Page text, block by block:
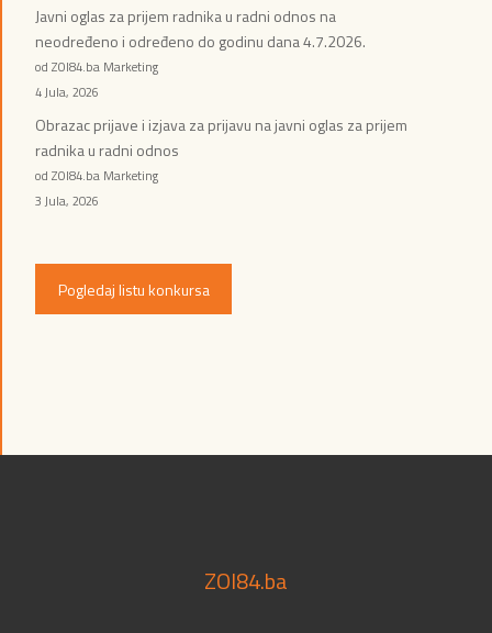
Javni oglas za prijem radnika u radni odnos na
neodređeno i određeno do godinu dana 4.7.2026.
od ZOI84.ba Marketing
4 Jula, 2026
Obrazac prijave i izjava za prijavu na javni oglas za prijem
radnika u radni odnos
od ZOI84.ba Marketing
3 Jula, 2026
Pogledaj listu konkursa
ZOI84.ba